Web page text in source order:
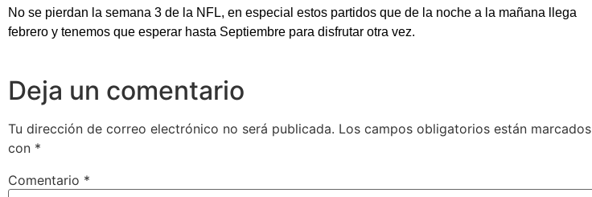
No se pierdan la semana 3 de la NFL, en especial estos partidos que de la noche a la mañana llega
febrero y tenemos que esperar hasta Septiembre para disfrutar otra vez.
Deja un comentario
Tu dirección de correo electrónico no será publicada. Los campos obligatorios están marcados
con *
Comentario *